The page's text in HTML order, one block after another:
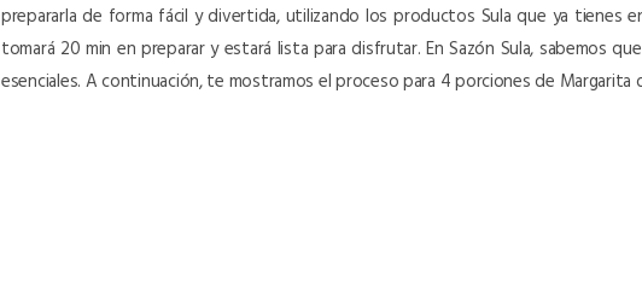
prepararla de forma fácil y divertida, utilizando los productos Sula que ya tienes
tomará 20 min en preparar y estará lista para disfrutar. En Sazón Sula, sabemos
esenciales. A continuación, te mostramos el proceso para 4 porciones de